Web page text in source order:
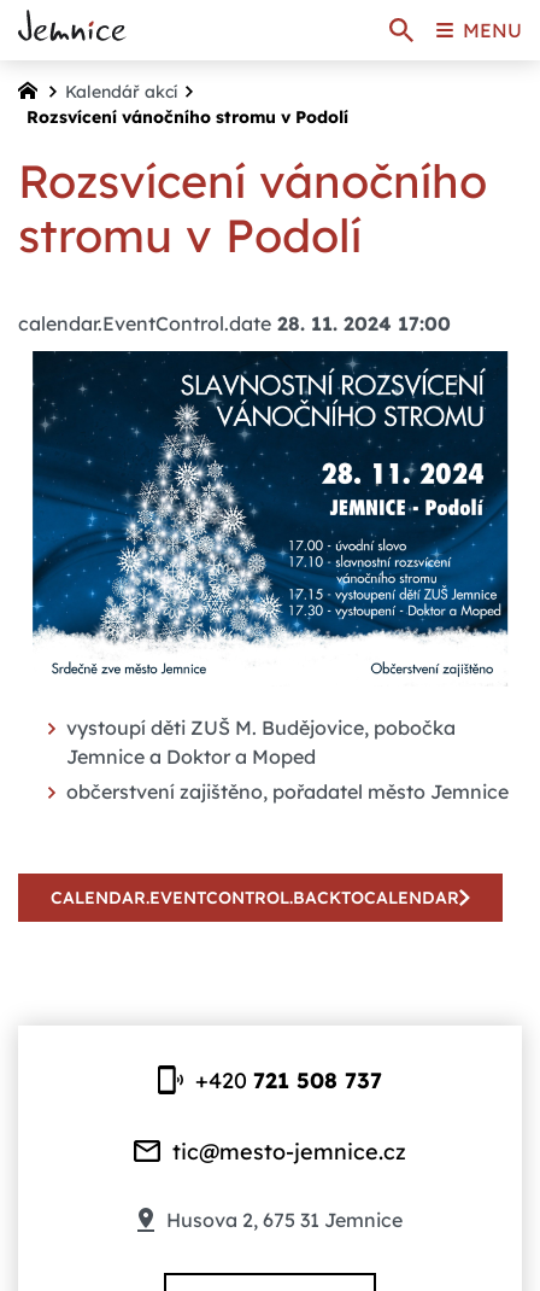
Kalendář akcí
Rozsvícení vánočního stromu v Podolí
Rozsvícení vánočního
stromu v Podolí
calendar.EventControl.date 28. 11. 2024 17:00
vystoupí děti ZUŠ M. Budějovice, pobočka
Jemnice a Doktor a Moped
občerstvení zajištěno, pořadatel město Jemnice
CALENDAR.EVENTCONTROL.BACKTOCALENDAR
+420721 508 737
tic@mesto-jemnice.cz
Husova 2, 675 31 Jemnice
MENU